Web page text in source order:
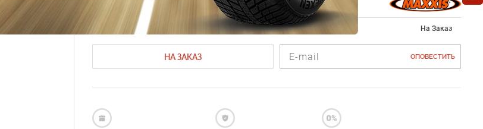
Летние шины Maxxis Летние шины 245/40 R19
Код продукта: AT-175827 На Заказ
НА ЗАКАЗ ОПОВЕСТИТЬ